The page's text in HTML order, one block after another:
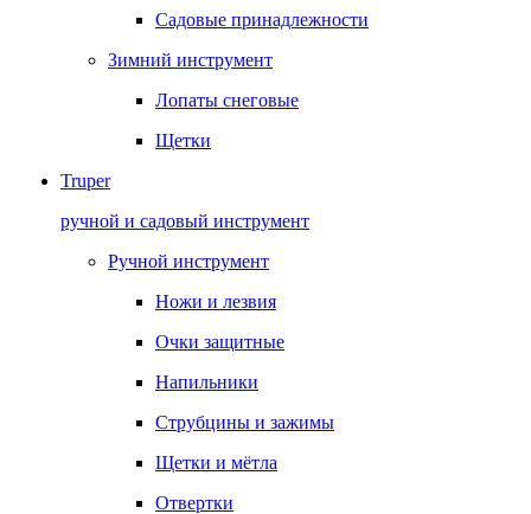
Садовые принадлежности
Зимний инструмент
Лопаты снеговые
Щетки
Truper
ручной и садовый инструмент
Ручной инструмент
Ножи и лезвия
Очки защитные
Напильники
Струбцины и зажимы
Щетки и мётла
Отвертки